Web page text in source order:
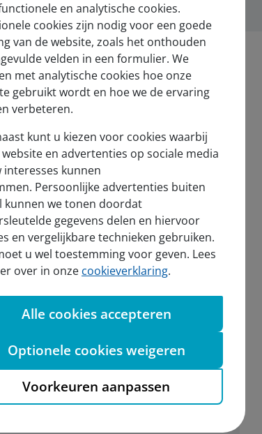
Nieuws
Voor de pers
en analytische cookies.
cookies zijn nodig voor een goede
van de website, zoals het onthouden
velden in een formulier. We
met analytische cookies hoe onze
gebruikt wordt en hoe we de ervaring
verbeteren.
kunt u kiezen voor cookies waarbij
en advertenties op sociale media
interesses kunnen
Persoonlijke advertenties buiten
kunnen we tonen doordat
gegevens delen en hiervoor
en vergelijkbare technieken gebruiken.
u wel toestemming voor geven. Lees
over in onze cookieverklaring.
Alle cookies accepteren
Optionele cookies weigeren
Voorkeuren aanpassen